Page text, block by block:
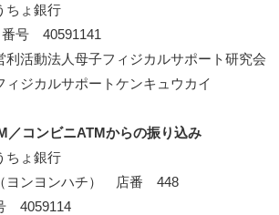
ょ銀行
号 40591141
活動法人母子フィジカルサポート研究会
ィジカルサポートケンキュウカイ
コンビニATMからの振り込み
ょ銀行
ヨンヨンハチ） 店番 448
4059114